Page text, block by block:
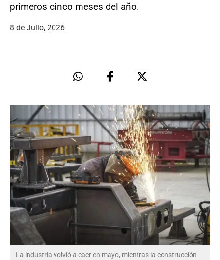
primeros cinco meses del año.
8 de Julio, 2026
La industria volvió a caer en mayo, mientras la construcción